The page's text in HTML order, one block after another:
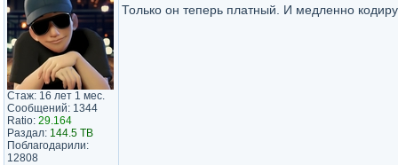
Стаж: 16 лет 1 мес.
Сообщений: 1344
Ratio: 29.164
Раздал: 144.5 TB
Поблагодарили:
12808
Только он теперь платный. И медленно